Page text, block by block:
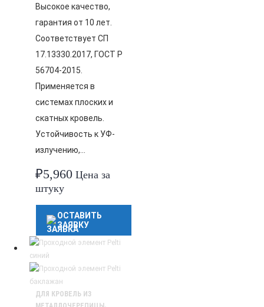
Высокое качество,
гарантия от 10 лет.
Соответствует СП
17.13330.2017, ГОСТ Р
56704-2015.
Применяется в
системах плоских и
скатных кровель.
Устойчивость к УФ-
излучению,…
₽5,960 Цена за
штуку
ОСТАВИТЬ
ЗАЯВКУ
ДЛЯ КРОВЕЛЬ ИЗ